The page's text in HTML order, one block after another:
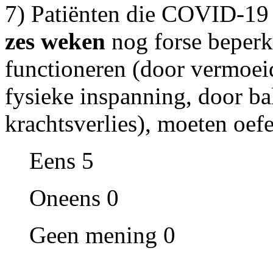
7) Patiënten die COVID-
zes weken nog forse
functioneren (door
fysieke inspanning, door
krachtsverlies), moeten
Eens 5
Oneens 0
Geen mening 0